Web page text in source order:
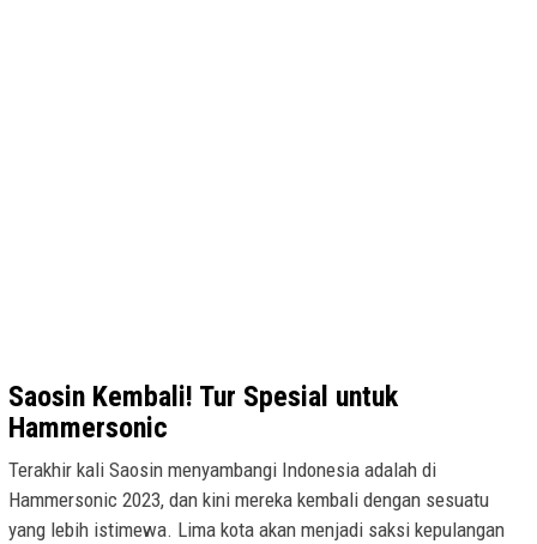
Saosin Kembali! Tur Spesial untuk
Hammersonic
Terakhir kali Saosin menyambangi Indonesia adalah di
Hammersonic 2023, dan kini mereka kembali dengan sesuatu
yang lebih istimewa. Lima kota akan menjadi saksi kepulangan